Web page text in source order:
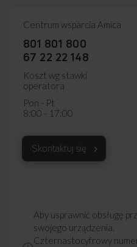
Centrum wsparcia Amica
801 801 800
67 22 22 148
Koszt wg stawki
operatora
Pon - Pt
8:00 - 17:00
Skontaktuj się
Aby usprawnić obsługę
swojego urządzenia.
Czternastocyfrowy